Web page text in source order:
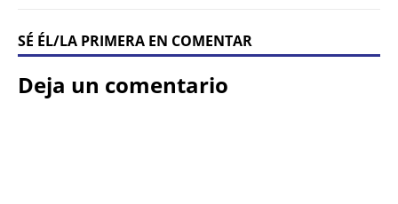
SÉ ÉL/LA PRIMERA EN COMENTAR
Deja un comentario